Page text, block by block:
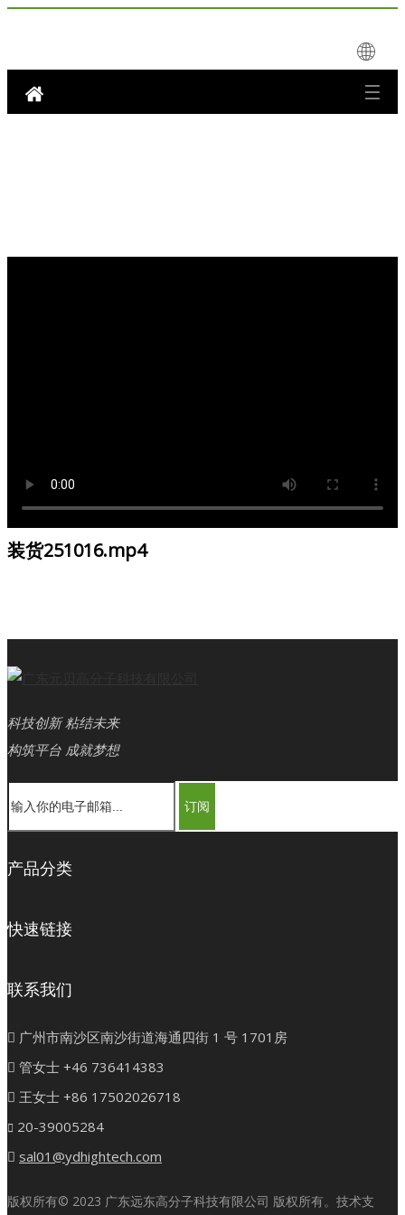
装货251016.mp4
科技创新 粘结未来
构筑平台 成就梦想
订阅
产品分类
快速链接
联系我们
 广州市南沙区南沙街道海通四街 1 号 1701房
 管女士 +46 736414383
 王女士 +86 17502026718
 20-39005284
 sal01@ydhightech.com
版权所有© 2023 广东远东高分子科技有限公司 版权所有。技术支